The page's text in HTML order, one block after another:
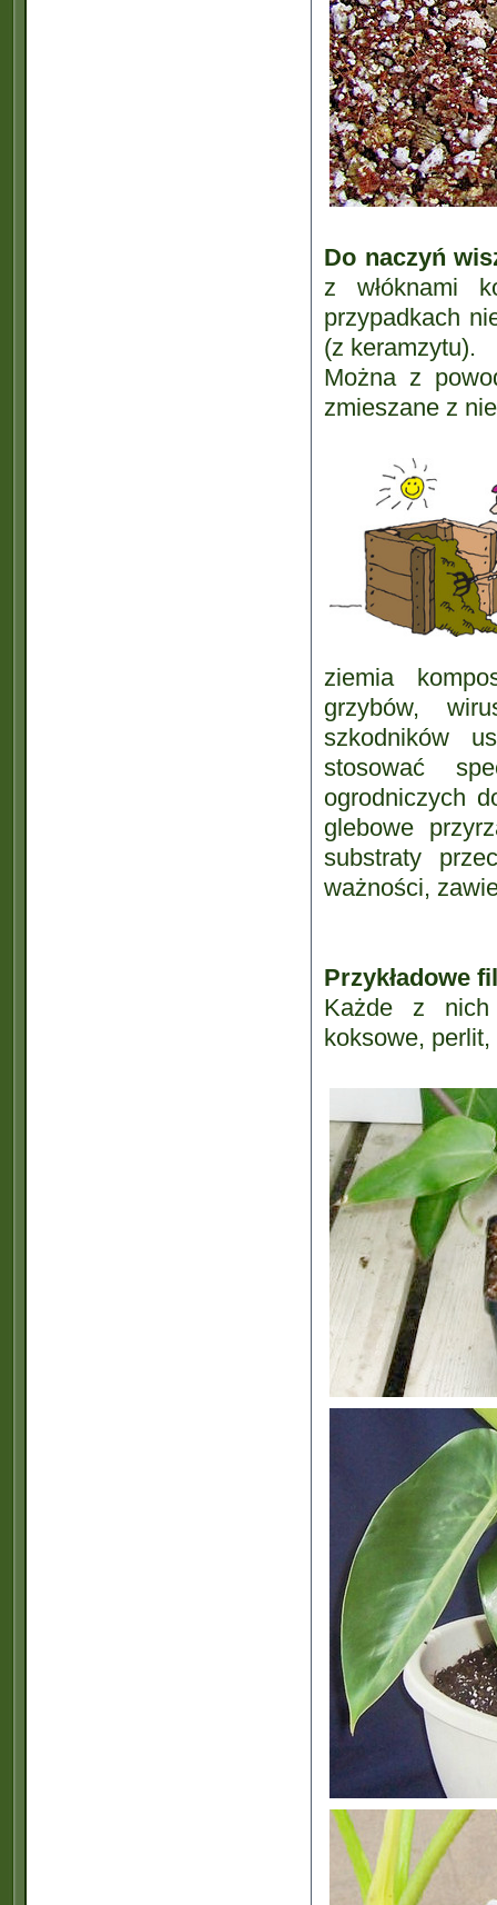
Do naczyń
z włóknami
przypadkach
(z keramzytu).
Można z
zmieszane z
ziemia
grzybów,
szkodników
stosować
ogrodniczych
glebowe
substraty
ważności,
Przykładowe
Każde z nich
koksowe, perlit,